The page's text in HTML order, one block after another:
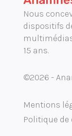
Production
Projection
Réalité
Nous
dispositifs
15 ans.
©2026 -
Mentions
Politique